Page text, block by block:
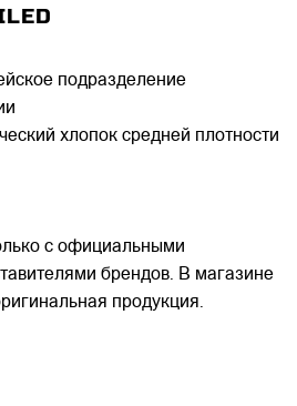
подразделение
хлопок средней плотности
с официальными
брендов. В магазине
продукция.